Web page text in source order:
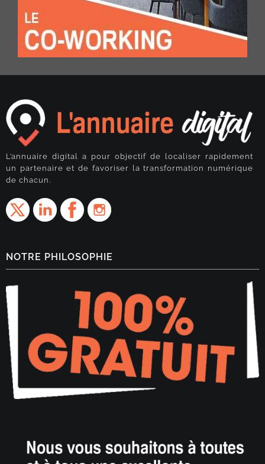
L’annuaire digital a pour objectif de localiser rapidement
un partenaire et de favoriser la transformation numérique
de chacun.
NOTRE PHILOSOPHIE